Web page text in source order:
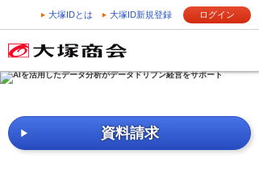
大塚IDとは 大塚ID新規登録 ログイン
資料請求